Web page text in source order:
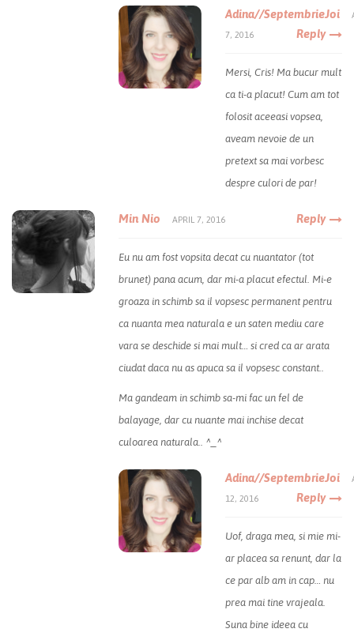
Adina//SeptembrieJoi
7, 2016 Reply
Mersi, Cris! Ma bucur mult
ca ti-a placut! Cum am tot
folosit aceeasi vopsea,
aveam nevoie de un
pretext sa mai vorbesc
despre culori de par!
Min Nio APRIL 7, 2016 Reply
Eu nu am fost vopsita decat cu nuantator (tot
brunet) pana acum, dar mi-a placut efectul. Mi-e
groaza in schimb sa il vopsesc permanent pentru
ca nuanta mea naturala e un saten mediu care
vara se deschide si mai mult… si cred ca ar arata
ciudat daca nu as apuca sa il vopsesc constant..
Ma gandeam in schimb sa-mi fac un fel de
balayage, dar cu nuante mai inchise decat
culoarea naturala.. ^_^
Adina//SeptembrieJoi
12, 2016 Reply
Uof, draga mea, si mie mi-
ar placea sa renunt, dar la
ce par alb am in cap… nu
prea mai tine vrajeala.
Suna bine ideea cu